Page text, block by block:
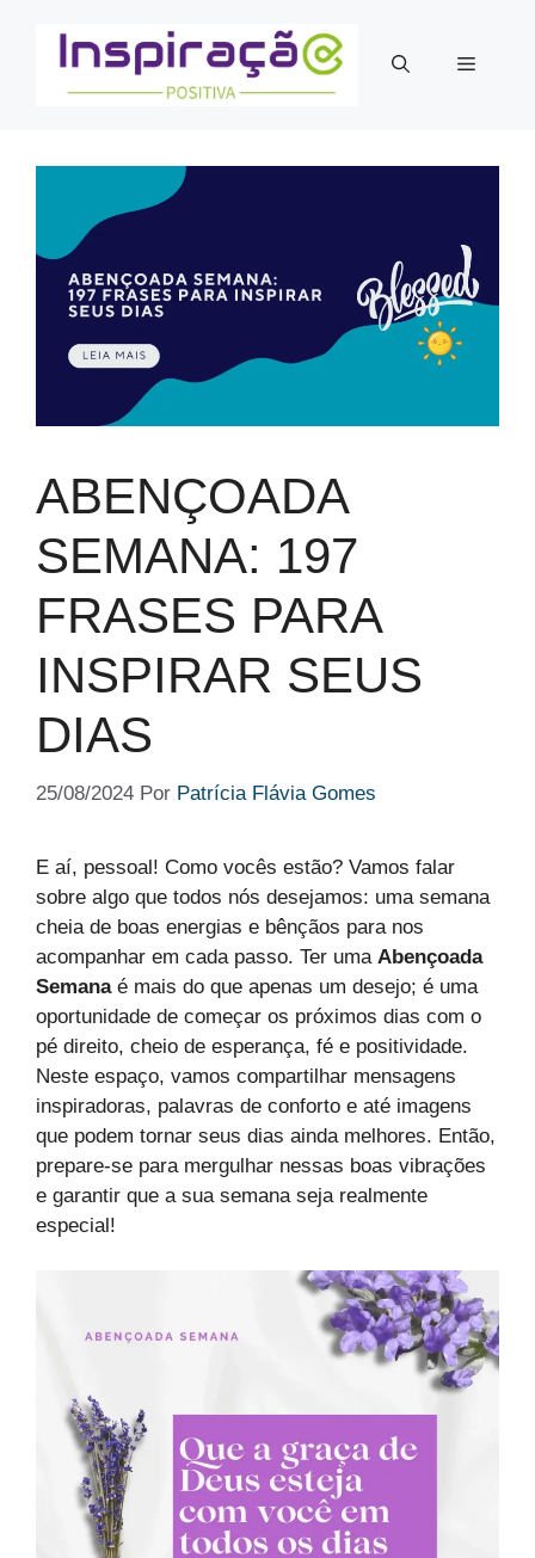
Menu
ABENÇOADA
SEMANA: 197
FRASES PARA
INSPIRAR SEUS
DIAS
25/08/2024 Por Patrícia Flávia Gomes
E aí, pessoal! Como vocês estão? Vamos falar
sobre algo que todos nós desejamos: uma semana
cheia de boas energias e bênçãos para nos
acompanhar em cada passo. Ter uma Abençoada
Semanaé mais do que apenas um desejo; é uma
oportunidade de começar os próximos dias com o
pé direito, cheio de esperança, fé e positividade.
Neste espaço, vamos compartilhar mensagens
inspiradoras, palavras de conforto e até imagens
que podem tornar seus dias ainda melhores. Então,
prepare-se para mergulhar nessas boas vibrações
e garantir que a sua semana seja realmente
especial!